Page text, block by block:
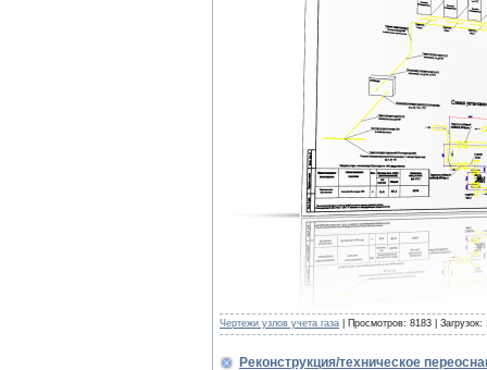
Чертежи узлов учета газа | Просмотров: 8183 |
Реконструкция/техническое